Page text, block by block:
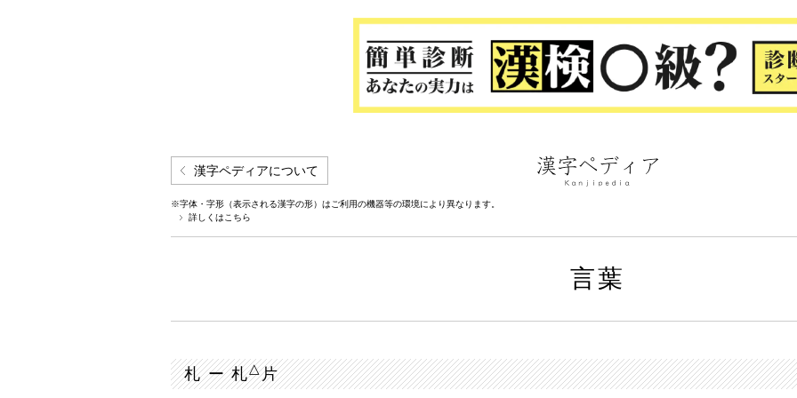
漢字ペディアについて
※字体・字形（表示される漢字の形）はご利用の機器等の環境により異なります。
詳しくはこちら
言葉
札 ー 札△片